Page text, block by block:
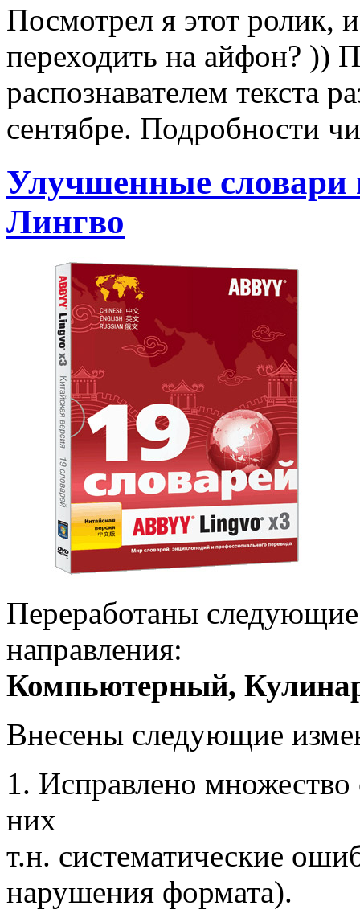
Посмотрел я этот ролик,
переходить на айфон? ))
распознавателем текста
сентябре. Подробности
Улучшенные словари
Лингво
Переработаны следующие
направления:
Компьютерный,
Внесены следующие
1. Исправлено
них
т.н. систематические
нарушения формата).